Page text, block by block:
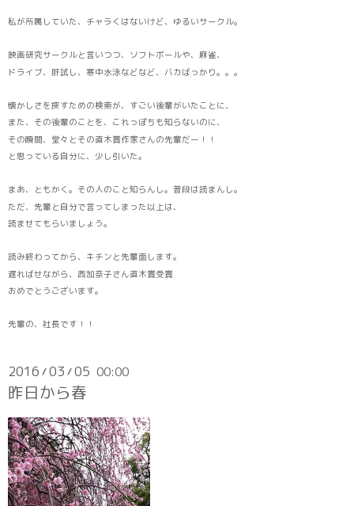
私が所属していた、チャラくはないけど、ゆるいサークル。
映画研究サークルと言いつつ、ソフトボールや、麻雀、
ドライブ、肝試し、寒中水泳などなど、バカばっかり。。。
懐かしさを探すための検索が、すごい後輩がいたことに、
また、その後輩のことを、これっぽちも知らないのに、
その瞬間、堂々とその直木賞作家さんの先輩だー！！
と思っている自分に、少し引いた。
まあ、ともかく。その人のこと知らんし。普段は読まんし。
ただ、先輩と自分で言ってしまった以上は、
読ませてもらいましょう。
読み終わってから、キチンと先輩面します。
遅ればせながら、西加奈子さん直木賞受賞
おめでとうございます。
先輩の、社長です！！
2016 /03 /05 00:00
昨日から春